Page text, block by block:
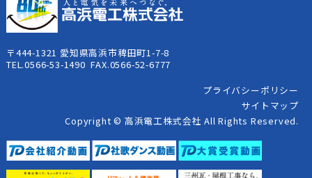
〒444-1321 愛知県高浜市稗田町1-7-8
TEL.0566-53-1490 FAX.0566-52-6777
プライバシーポリシー
サイトマップ
Copyright © 高浜電工株式会社 All Rights Reserved.